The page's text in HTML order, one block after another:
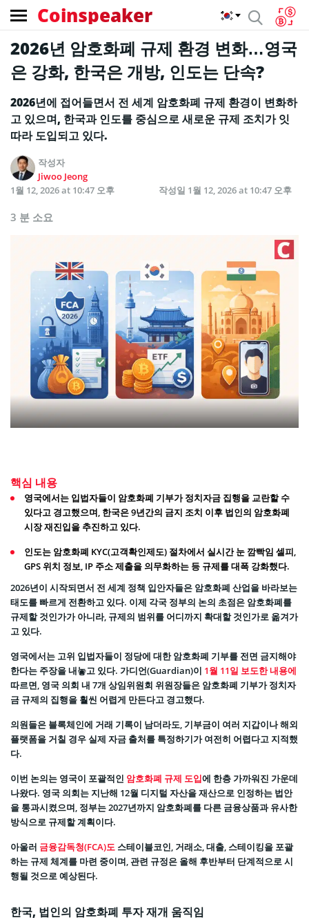
Coinspeaker
2026년 암호화폐 규제 환경 변화…영국
은 강화, 한국은 개방, 인도는 단속?
2026년에 접어들면서 전 세계 암호화폐 규제 환경이 변화하
고 있으며, 한국과 인도를 중심으로 새로운 규제 조치가 잇
따라 도입되고 있다.
작성자
Jiwoo Jeong
1월 12, 2026 at 10:47 오후
작성일 1월 12, 2026 at 10:47 오후
3 분 소요
핵심 내용
영국에서는 입법자들이 암호화폐 기부가 정치자금 집행을 교란할 수
있다고 경고했으며, 한국은 9년간의 금지 조치 이후 법인의 암호화폐
시장 재진입을 추진하고 있다.
인도는 암호화폐 KYC(고객확인제도) 절차에서 실시간 눈 깜빡임 셀피,
GPS 위치 정보, IP 주소 제출을 의무화하는 등 규제를 대폭 강화했다.
2026년이 시작되면서 전 세계 정책 입안자들은 암호화폐 산업을 바라보는
태도를 빠르게 전환하고 있다. 이제 각국 정부의 논의 초점은 암호화폐를
규제할 것인가가 아니라, 규제의 범위를 어디까지 확대할 것인가로 옮겨가
고 있다.
영국에서는 고위 입법자들이 정당에 대한 암호화폐 기부를 전면 금지해야
한다는 주장을 내놓고 있다. 가디언(Guardian)이 1월 11일 보도한 내용에
따르면, 영국 의회 내 7개 상임위원회 위원장들은 암호화폐 기부가 정치자
금 규제의 집행을 훨씬 어렵게 만든다고 경고했다.
의원들은 블록체인에 거래 기록이 남더라도, 기부금이 여러 지갑이나 해외
플랫폼을 거칠 경우 실제 자금 출처를 특정하기가 여전히 어렵다고 지적했
다.
이번 논의는 영국이 포괄적인 암호화폐 규제 도입에 한층 가까워진 가운데
나왔다. 영국 의회는 지난해 12월 디지털 자산을 재산으로 인정하는 법안
을 통과시켰으며, 정부는 2027년까지 암호화폐를 다른 금융상품과 유사한
방식으로 규제할 계획이다.
아울러 금융감독청(FCA)도 스테이블코인, 거래소, 대출, 스테이킹을 포괄
하는 규제 체계를 마련 중이며, 관련 규정은 올해 후반부터 단계적으로 시
행될 것으로 예상된다.
한국, 법인의 암호화폐 투자 재개 움직임